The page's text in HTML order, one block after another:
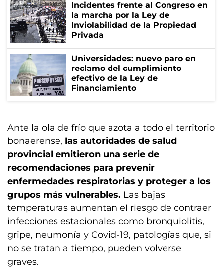
Incidentes frente al Congreso en
la marcha por la Ley de
Inviolabilidad de la Propiedad
Privada
Universidades: nuevo paro en
reclamo del cumplimiento
efectivo de la Ley de
Financiamiento
Ante la ola de frío que azota a todo el territorio
bonaerense, las autoridades de salud
provincial emitieron una serie de
recomendaciones para prevenir
enfermedades respiratorias y proteger a los
grupos más vulnerables. Las bajas
temperaturas aumentan el riesgo de contraer
infecciones estacionales como bronquiolitis,
gripe, neumonía y Covid-19, patologías que, si
no se tratan a tiempo, pueden volverse
graves.